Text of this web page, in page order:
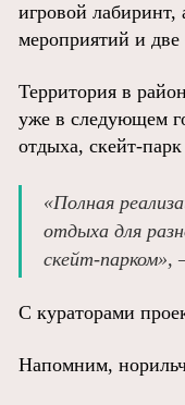
игровой
мероприятий и
Территория в
уже в следующем
отдыха, скейт-
«Полная
отдыха для
скейт-парком»,
С кураторами
Напомним,